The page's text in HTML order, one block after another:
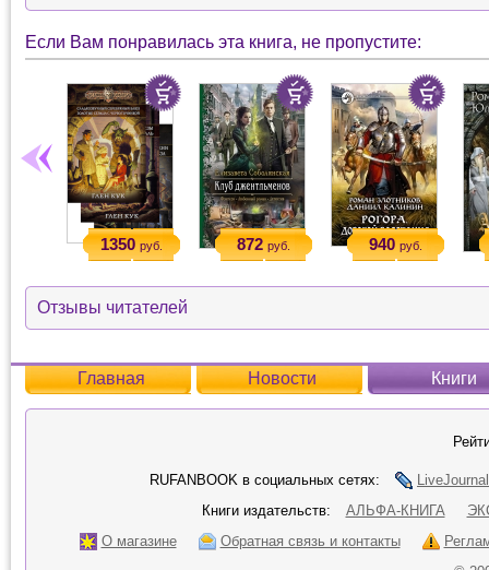
Если Вам понравилась эта книга, не пропустите:
1350 руб. 872 руб. 940 руб.
Отзывы читателей
Главная Новости Книги
RUFANBOOK в социальных сетях:
LiveJournal
Книги издательств:
АЛЬФА-КНИГА
О магазине
Обратная связь и контакты